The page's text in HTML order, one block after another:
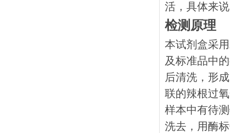
活，具体来
检测原理
本试剂盒采
及标准品中
后清洗，形成
联的辣根过
样本中有待
洗去，用酶